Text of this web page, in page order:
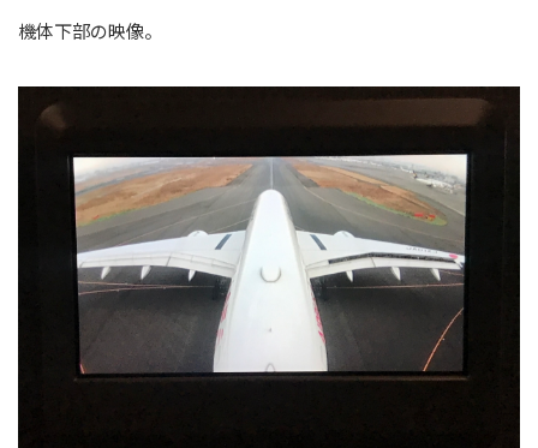
機体下部の映像。